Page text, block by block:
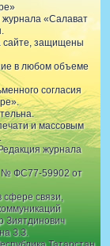
«Салават
защищены
в любом объеме
согласия
и массовым
журнала
№ ФС77-59902 от
связи,
Зиятдинович
З.З.